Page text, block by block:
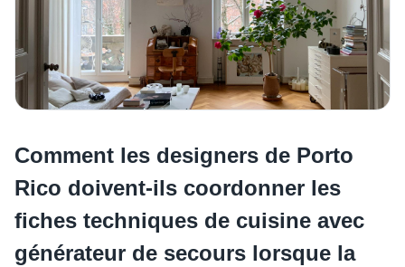
Comment les designers de Porto
Rico doivent-ils coordonner les
fiches techniques de cuisine avec
générateur de secours lorsque la